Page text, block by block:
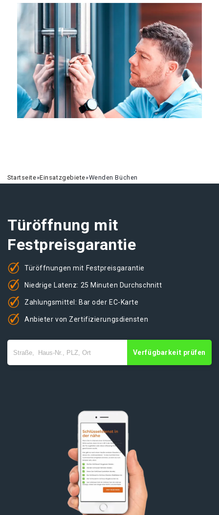
Startseite»Einsatzgebiete»Wenden Büchen
Türöffnung mit
Festpreisgarantie
Türöffnungen mit Festpreisgarantie
Niedrige Latenz: 25 Minuten Durchschnitt
Zahlungsmittel: Bar oder EC-Karte
Anbieter von Zertifizierungsdiensten
Verfügbarkeit prüfen